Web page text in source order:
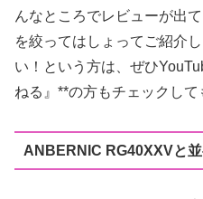
んなところでレビューが出
を絞ってはしょってご紹介
い！という方は、ぜひ
ねる』**の方もチェックし
ANBERNIC RG40XXVと